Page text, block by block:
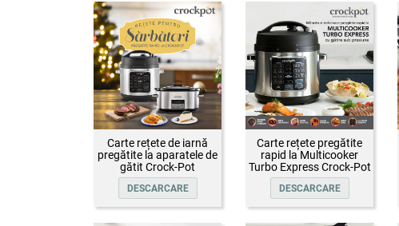
Carte rețete de iarnă
pregătite la aparatele de
gătit Crock-Pot
DESCARCARE
Carte rețete pregătite
rapid la Multicooker
Turbo Express Crock-Pot
DESCARCARE